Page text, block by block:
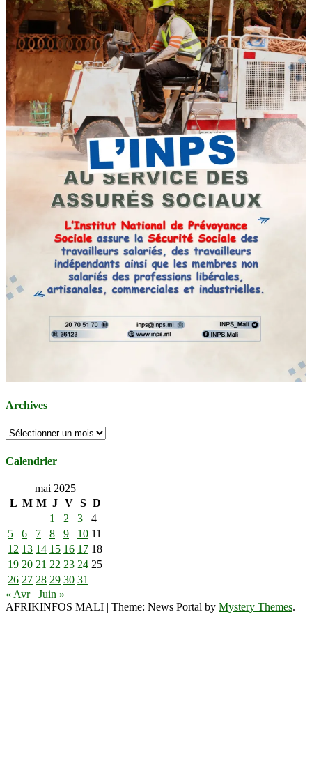
Archives
Archives
Calendrier
mai 2025
L M M J V S D
1
2 3
4
5
6 7 8 9 10 11
12 13 14 15 16 17 18
19 20 21 22 23 24 25
26 27 28 29 30 31
« Avr
Juin »
AFRIKINFOS MALI | Theme: News Portal by Mystery Themes.